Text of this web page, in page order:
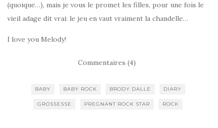
(quoique…), mais je vous le promet les filles, pour une fois le
vieil adage dit vrai: le jeu en vaut vraiment la chandelle…
I love you Melody!
Commentaires (4)
BABY BABY ROCK BRODY DALLE DIARY
GROSSESSE PREGNANT ROCK STAR ROCK